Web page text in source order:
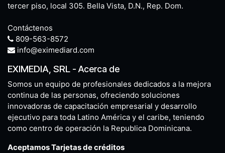
tercer piso, local 305. Bella Vista, D.N., Rep. Dom.
Contáctenos
809-563-8572
info@eximediard.com
EXIMEDIA, SRL - Acerca de
Somos un equipo de profesionales dedicados a la mejora
continua de las personas, ofreciendo soluciones
innovadoras de capacitación empresarial y desarrollo
ejecutivo para toda Latino América y el caribe, teniendo
como centro de operación la Republica Dominicana.
Aceptamos Tarjetas de créditos